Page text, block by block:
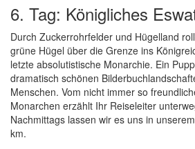
6. Tag: Königliches
Durch Zuckerrohrfelder und Hügelland
grüne Hügel über die Grenze ins
letzte absolutistische Monarchie. Ein
dramatisch schönen
Menschen. Vom nicht immer so
Monarchen erzählt Ihr Reiseleiter
Nachmittags lassen wir es uns in
km.